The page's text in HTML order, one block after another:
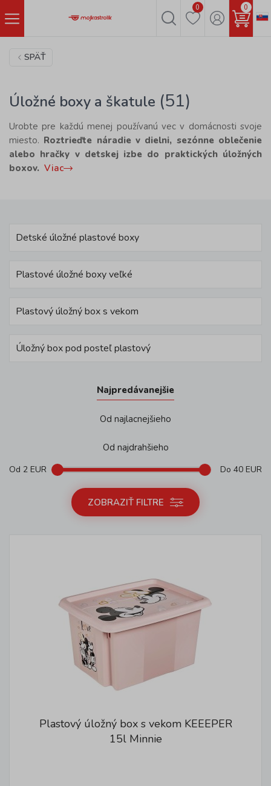
0 0
SPÄŤ
Úložné boxy a škatule (51)
Urobte pre každú menej používanú vec v domácnosti svoje
miesto. Roztrieďte náradie v dielni, sezónne oblečenie
alebo hračky v detskej izbe do praktických úložných
boxov. Viac
Detské úložné plastové boxy
Plastové úložné boxy veľké
Plastový úložný box s vekom
Úložný box pod posteľ plastový
Najpredávanejšie
Od najlacnejšieho
Od najdrahšieho
Od 2 EUR Do 40 EUR
ZOBRAZIŤ FILTRE
Plastový úložný box s vekom KEEEPER
15l Minnie